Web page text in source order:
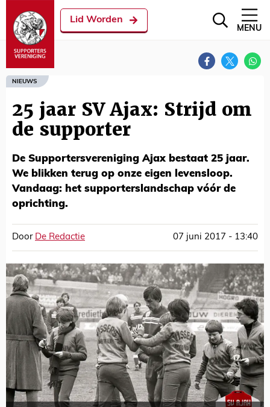
Lid Worden
MENU
NIEUWS
25 jaar SV Ajax: Strijd om
de supporter
De Supportersvereniging Ajax bestaat 25 jaar.
We blikken terug op onze eigen levensloop.
Vandaag: het supporterslandschap vóór de
oprichting.
Door De Redactie 07 juni 2017 - 13:40